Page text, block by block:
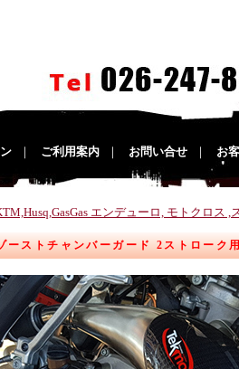
ご利用案内 お問い合せ お
エンデューロ, モトクロス ,
ーストチャンバーガード 2ストロー